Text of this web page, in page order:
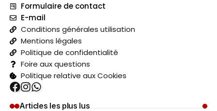
Formulaire de contact
E-mail
Conditions générales utilisation
Mentions légales
Politique de confidentialité
Foire aux questions
Politique relative aux Cookies
Articles les plus lus